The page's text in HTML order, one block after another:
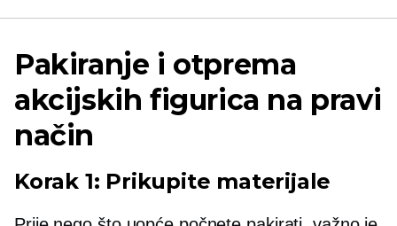
Pakiranje i otprema
akcijskih figurica na pravi
način
Korak 1: Prikupite materijale